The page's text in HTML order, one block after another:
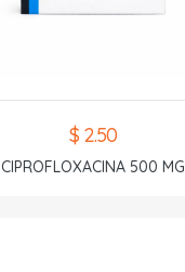
$ 2.50
CIPROFLOXACINA 500 MG